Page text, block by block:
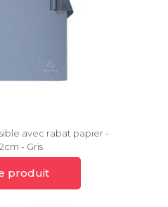
avec rabat papier -
- Gris
produit